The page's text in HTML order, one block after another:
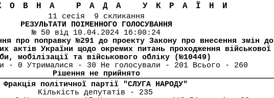
РАДА УКРАЇНИ
11 сесія 9 скликання
РЕЗУЛЬТАТИ ПОІМЕННОГО ГОЛОСУВАННЯ
№ 50 від 10.04.2024 16:00:24
про поправку №291 до проекту Закону про внесення змін до
актів України щодо окремих питань проходження військової
мобілізації та військового обліку (№10449)
- 0 Утрималися - 30 Не голосували - 201 Всього - 260
Рішення не прийнято
Фракція політичної партії "СЛУГА НАРОДУ"
Кількість депутатів - 235